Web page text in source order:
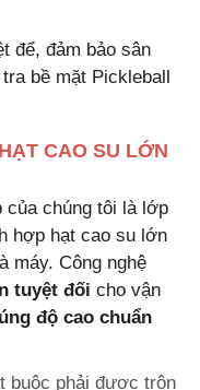
để, đảm bảo sân
bề mặt Pickleball
CAO SU LỚN
chúng tôi là lớp
hợp hạt cao su lớn
máy. Công nghệ
tuyệt đối cho vận
độ cao chuẩn
buộc phải được trộn